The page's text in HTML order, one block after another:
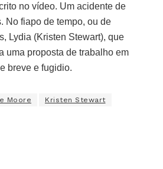
no vídeo. Um acidente de
No fiapo de tempo, ou de
Lydia (Kristen Stewart), que
uma proposta de trabalho em
breve e fugidio.
Moore Kristen Stewart